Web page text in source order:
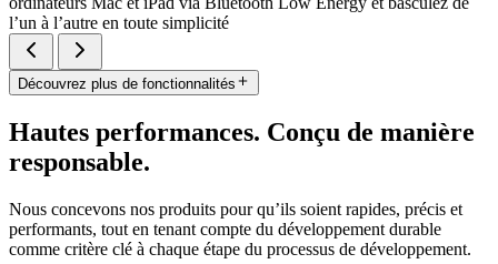
l’un à l’autre en toute simplicité
Découvrez plus de fonctionnalités
Hautes performances. Conçu de manière
responsable.
Nous concevons nos produits pour qu’ils soient rapides, précis et
performants, tout en tenant compte du développement durable
comme critère clé à chaque étape du processus de développement.